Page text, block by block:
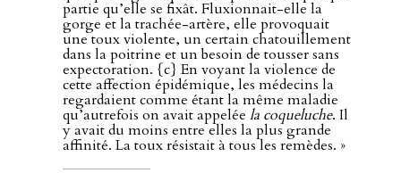
partie qu’elle se fixât. Fluxionnait-elle la
gorge et la trachée-artère, elle provoquait
une toux violente, un certain chatouillement
dans la poitrine et un besoin de tousser sans
expectoration. {c} En voyant la violence de
cette affection épidémique, les médecins la
regardaient comme étant la même maladie
qu’autrefois on avait appelée la coqueluche. Il
y avait du moins entre elles la plus grande
affinité. La toux résistait à tous les remèdes. »